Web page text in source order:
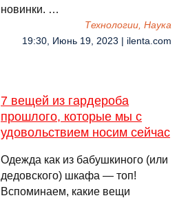
новинки. …
Технологии, Наука
19:30, Июнь 19, 2023 | ilenta.com
7 вещей из гардероба
прошлого, которые мы с
удовольствием носим сейчас
Одежда как из бабушкиного (или
дедовского) шкафа — топ!
Вспоминаем, какие вещи